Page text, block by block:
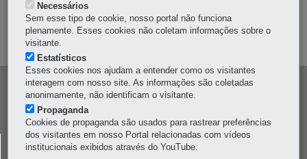
OUVIDORIA
Navegação
principal
CELEPAR
Necessários
Sem esse tipo de cookie, nosso portal não funciona
plenamente. Esses cookies não coletam informações sobre o
visitante.
Estatísticos
Esses cookies nos ajudam a entender como os visitantes
interagem com nosso site. As informações são coletadas
anonimamente, não identificam o visitante.
Propaganda
Cookies de propaganda são usados para rastrear preferências
dos visitantes em nosso Portal relacionadas com vídeos
institucionais exibidos através do YouTube.